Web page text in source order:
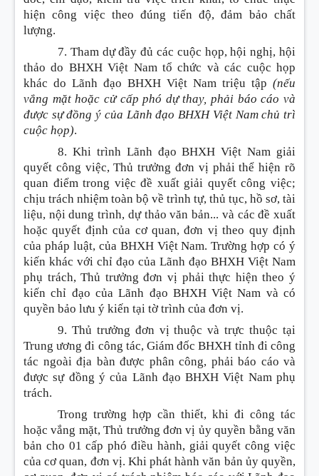
hiện công việc theo đúng tiến độ, đảm bảo chất
lượng.
7. Tham dự đầy đủ các cuộc họp, hội nghị, hội
thảo do BHXH Việt Nam tổ chức và các cuộc họp
khác do Lãnh đạo BHXH Việt Nam triệu tập (nếu
vắng mặt hoặc cử cấp phó dự thay, phải báo cáo và
được sự đồng ý của Lãnh đạo BHXH Việt Nam chủ trì
cuộc họp).
8. Khi trình Lãnh đạo BHXH Việt Nam giải
quyết công việc, Thủ trưởng đơn vị phải thể hiện rõ
quan điểm trong việc đề xuất giải quyết công việc;
chịu trách nhiệm toàn bộ về trình tự, thủ tục, hồ sơ, tài
liệu, nội dung trình, dự thảo văn bản... và các đề xuất
hoặc quyết định của cơ quan, đơn vị theo quy định
của pháp luật, của BHXH Việt Nam. Trường hợp có ý
kiến khác với chỉ đạo của Lãnh đạo BHXH Việt Nam
phụ trách, Thủ trưởng đơn vị phải thực hiện theo ý
kiến chỉ đạo của Lãnh đạo BHXH Việt Nam và có
quyền bảo lưu ý kiến tại tờ trình của đơn vị.
9. Thủ trưởng đơn vị thuộc và trực thuộc tại
Trung ương đi công tác, Giám đốc BHXH tỉnh đi công
tác ngoài địa bàn được phân công, phải báo cáo và
được sự đồng ý của Lãnh đạo BHXH Việt Nam phụ
trách.
Trong trường hợp cần thiết, khi đi công tác
hoặc vắng mặt, Thủ trưởng đơn vị ủy quyền bằng văn
bản cho 01 cấp phó điều hành, giải quyết công việc
của cơ quan, đơn vị. Khi phát hành văn bản ủy quyền,